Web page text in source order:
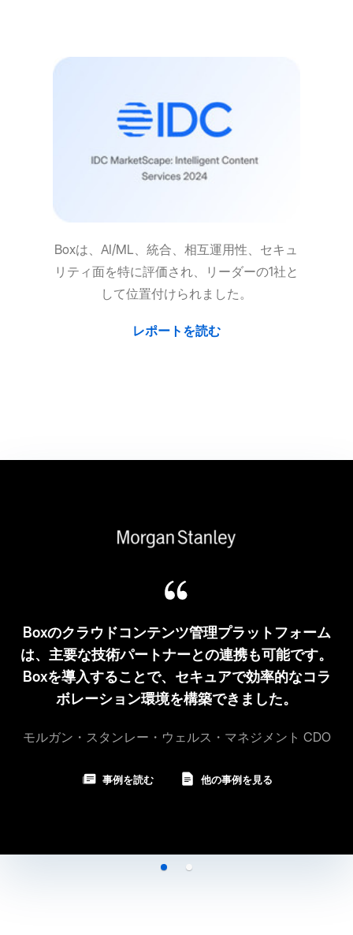
Boxは、AI/ML、統合、相互運用性、セキュ
リティ面を特に評価され、リーダーの1社と
して位置付けられました。
レポートを読む
Boxは、シンプル、スケーラブル、セキュリテ
ィ、 クラウドベース、クリーンなデスク、カレ
ントを意味する「3S-3C」に則ったサービスを
提供しています。
ブロードコム VP 兼 CIO
事例を読む 他の事例を見る